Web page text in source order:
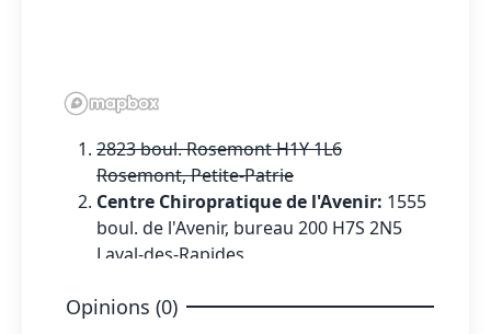
2823 boul. Rosemont H1Y 1L6
Rosemont, Petite-Patrie
Centre Chiropratique de l'Avenir: 1555
boul. de l'Avenir, bureau 200 H7S 2N5
Laval-des-Rapides
Rosemont, Petite-Patrie
Opinions (0)